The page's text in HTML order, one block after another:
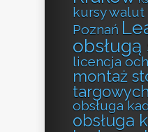
kursy walut
Poznań
licencja
montaż
targowych
obsługa
obsługa